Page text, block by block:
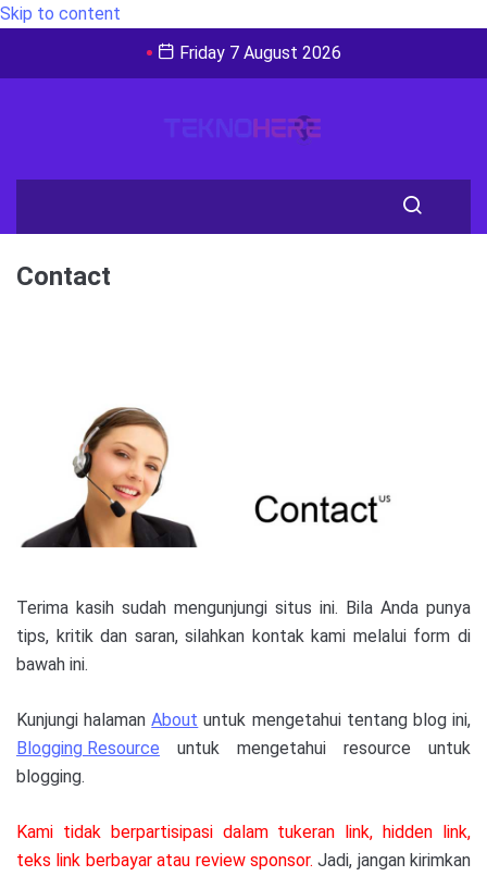
Skip to content
Friday 7 August 2026
Contact
Terima kasih sudah mengunjungi situs ini. Bila Anda punya
tips, kritik dan saran, silahkan kontak kami melalui form di
bawah ini.
Kunjungi halamanAbout untuk mengetahui tentang blog ini,
Blogging Resource untuk mengetahui resource untuk
blogging.
Kami tidak berpartisipasi dalam tukeran link, hidden link,
teks link berbayar atau review sponsor. Jadi, jangan kirimkan